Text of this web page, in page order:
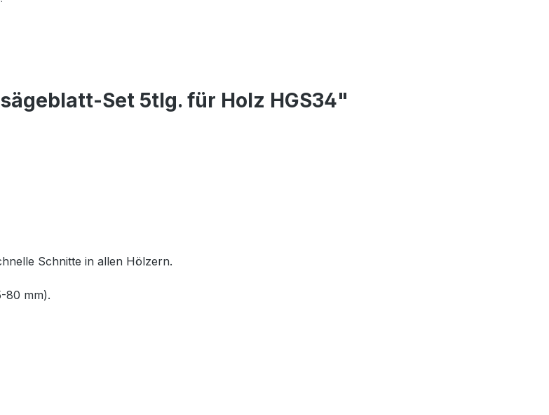
Set 5tlg. für Holz HGS34"
Schnitte in allen Hölzern.
80 mm).